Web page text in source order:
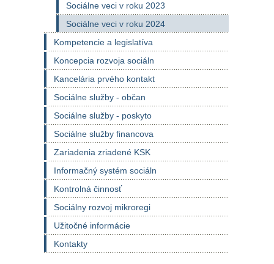
Sociálne veci v roku 2023
Sociálne veci v roku 2024
Kompetencie a legislatíva
Koncepcia rozvoja sociáln
Kancelária prvého kontakt
Sociálne služby - občan
Sociálne služby - poskyto
Sociálne služby financova
Zariadenia zriadené KSK
Informačný systém sociáln
Kontrolná činnosť
Sociálny rozvoj mikroregi
Užitočné informácie
Kontakty